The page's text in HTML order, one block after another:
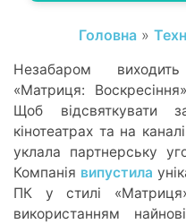
Головна »
Незабаром
«Матриця:
Щоб відсвяткувати
кінотеатрах та на
уклала партнерську
Компанія випустила
ПК у стилі
використанням